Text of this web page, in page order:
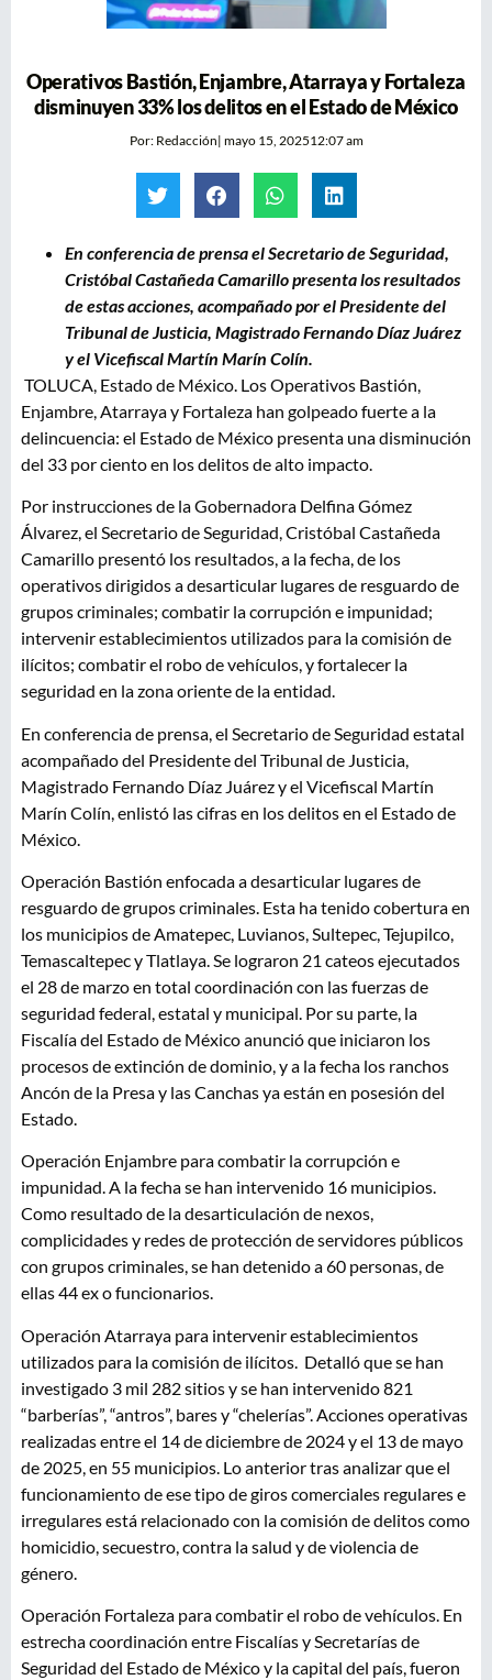
Operativos Bastión, Enjambre, Atarraya y Fortaleza
disminuyen 33% los delitos en el Estado de México
Por:Redacción| mayo 15, 202512:07 am
En conferencia de prensa el Secretario de Seguridad,
Cristóbal Castañeda Camarillo presenta los resultados
de estas acciones, acompañado por el Presidente del
Tribunal de Justicia, Magistrado Fernando Díaz Juárez
y el Vicefiscal Martín Marín Colín.
TOLUCA, Estado de México. Los Operativos Bastión,
Enjambre, Atarraya y Fortaleza han golpeado fuerte a la
delincuencia: el Estado de México presenta una disminución
del 33 por ciento en los delitos de alto impacto.
Por instrucciones de la Gobernadora Delfina Gómez
Álvarez, el Secretario de Seguridad, Cristóbal Castañeda
Camarillo presentó los resultados, a la fecha, de los
operativos dirigidos a desarticular lugares de resguardo de
grupos criminales; combatir la corrupción e impunidad;
intervenir establecimientos utilizados para la comisión de
ilícitos; combatir el robo de vehículos, y fortalecer la
seguridad en la zona oriente de la entidad.
En conferencia de prensa, el Secretario de Seguridad estatal
acompañado del Presidente del Tribunal de Justicia,
Magistrado Fernando Díaz Juárez y el Vicefiscal Martín
Marín Colín, enlistó las cifras en los delitos en el Estado de
México.
Operación Bastión enfocada a desarticular lugares de
resguardo de grupos criminales. Esta ha tenido cobertura en
los municipios de Amatepec, Luvianos, Sultepec, Tejupilco,
Temascaltepec y Tlatlaya. Se lograron 21 cateos ejecutados
el 28 de marzo en total coordinación con las fuerzas de
seguridad federal, estatal y municipal. Por su parte, la
Fiscalía del Estado de México anunció que iniciaron los
procesos de extinción de dominio, y a la fecha los ranchos
Ancón de la Presa y las Canchas ya están en posesión del
Estado.
Operación Enjambre para combatir la corrupción e
impunidad. A la fecha se han intervenido 16 municipios.
Como resultado de la desarticulación de nexos,
complicidades y redes de protección de servidores públicos
con grupos criminales, se han detenido a 60 personas, de
ellas 44 ex o funcionarios.
Operación Atarraya para intervenir establecimientos
utilizados para la comisión de ilícitos. Detalló que se han
investigado 3 mil 282 sitios y se han intervenido 821
“barberías”, “antros”, bares y “chelerías”. Acciones operativas
realizadas entre el 14 de diciembre de 2024 y el 13 de mayo
de 2025, en 55 municipios. Lo anterior tras analizar que el
funcionamiento de ese tipo de giros comerciales regulares e
irregulares está relacionado con la comisión de delitos como
homicidio, secuestro, contra la salud y de violencia de
género.
Operación Fortaleza para combatir el robo de vehículos. En
estrecha coordinación entre Fiscalías y Secretarías de
Seguridad del Estado de México y la capital del país, fueron